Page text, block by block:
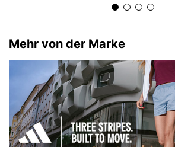
Mehr von der Marke